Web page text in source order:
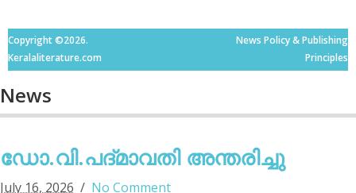
Copyright ©2026.
Keralaliterature.com
News Policy & Publishing
Principles
News
ഡോ.വി.പദ്മാവതി അന്തരിച്ചു
July 16, 2026 No Comment